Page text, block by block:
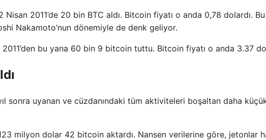
Nisan 2011’de 20 bin BTC aldı. Bitcoin fiyatı o anda 0,78 dolardı.
Nakamoto’nun dönemiyle de denk geliyor.
2011’den bu yana 60 bin 9 bitcoin tuttu. Bitcoin fiyatı o anda 3.37
sonra uyanan ve cüzdanındaki tüm aktiviteleri boşaltan daha
milyon dolar 42 bitcoin aktardı. Nansen verilerine göre, jetonlar